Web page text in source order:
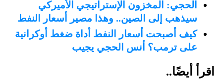
الحجي: المخزون الإستراتيجي الأميركي
سيذهب إلى الصين.. وهذا مصير أسعار النفط
كيف أصبحت أسعار النفط أداة ضغط أوكرانية
على ترمب؟ أنس الحجي يجيب
اقرأ أيضًا..